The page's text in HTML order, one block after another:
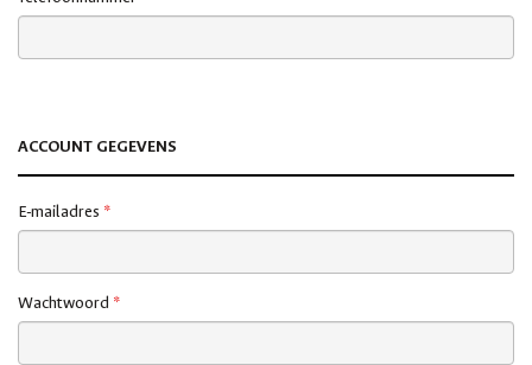
ACCOUNT GEGEVENS
E-mailadres *
Wachtwoord *